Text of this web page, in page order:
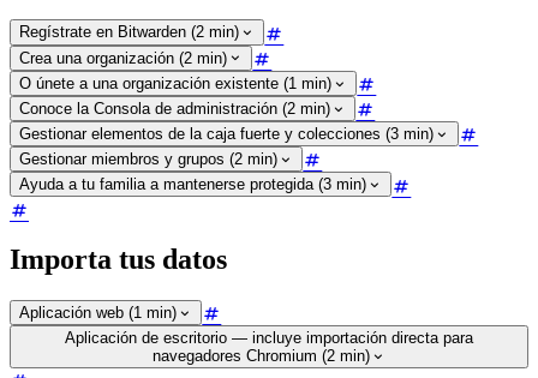
Regístrate en Bitwarden (2 min)
Crea una organización (2 min)
O únete a una organización existente (1 min)
Conoce la Consola de administración (2 min)
Gestionar elementos de la caja fuerte y colecciones (3 min)
Gestionar miembros y grupos (2 min)
Ayuda a tu familia a mantenerse protegida (3 min)
Importa tus datos
Aplicación web (1 min)
Aplicación de escritorio — incluye importación directa para
navegadores Chromium (2 min)